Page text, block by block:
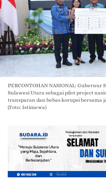
PERCONTOHAN NASIONAL:
Sulawesi Utara sebagai pilot project
transparan dan bebas korupsi bersama
(Foto: Istimewa)